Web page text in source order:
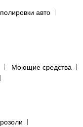
авто
Моющие средства